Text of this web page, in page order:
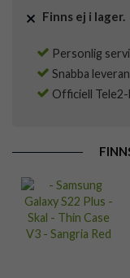
Finns ej i lager.
Personlig
Snabba
Officiell